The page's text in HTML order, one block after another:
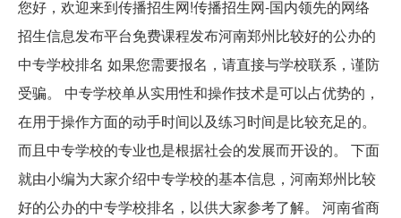
您好，欢迎来到传播招生网!传播招生网-国内领先的网络
招生信息发布平台免费课程发布河南郑州比较好的公办的
中专学校排名 如果您需要报名，请直接与学校联系，谨防
受骗。 中专学校单从实用性和操作技术是可以占优势的，
在用于操作方面的动手时间以及练习时间是比较充足的。
而且中专学校的专业也是根据社会的发展而开设的。 下面
就由小编为大家介绍中专学校的基本信息，河南郑州比较
好的公办的中专学校排名，以供大家参考了解。 河南省商